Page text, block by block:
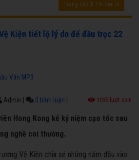
Trang chủ Tin bên lề
Kiện tiết lộ lý do để đầu trọc 22
Văn MP3
Admin 0 bình luận 1095 lượt xem
Hong Kong kể kỷ niệm cạo tóc sau
nghề coi thường.
Vệ Kiện chia sẻ những năm đầu vào